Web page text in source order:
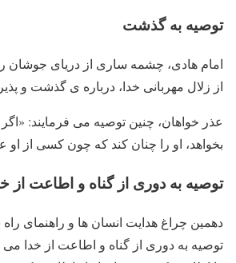
توصیه به گذشت
امام هادی، چشمه ساری از دریای جوشان
از زلال مهربانی خدا، درباره ی گذشت و
عذر خواهان، چنین توصیه می فرمایند: «اگر
بخواهد، او را چنان کند که چون کسی از او
توصیه به دوری از گناه و اطاعت از
دهمین چراغ هدایت انسان ها و راهنمای
توصیه به دوری از گناه و اطاعت از خدا می